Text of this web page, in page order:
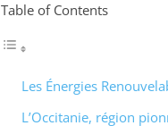
Table of Contents
Les Énergies
L’Occitanie, région